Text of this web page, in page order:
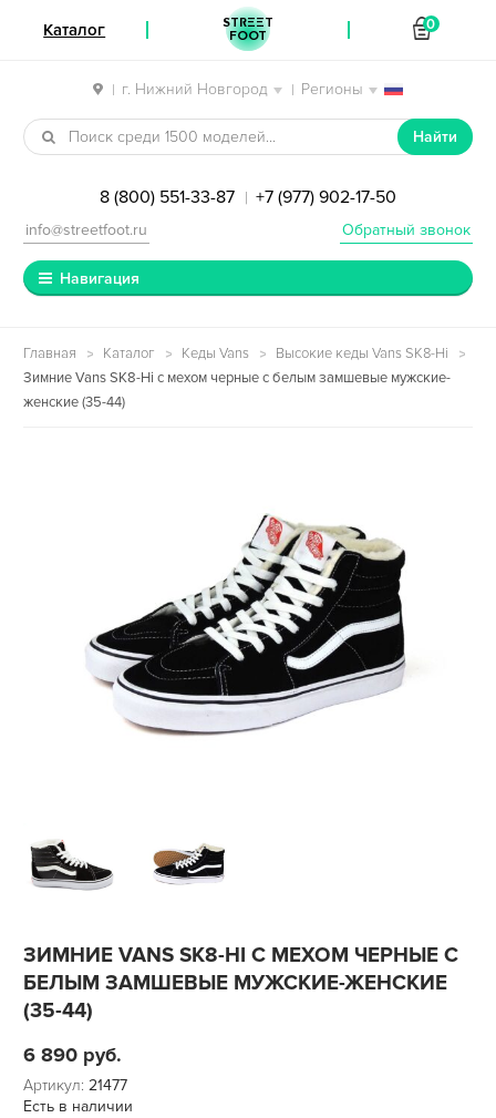
| г. Нижний Новгород | Регионы
Перейти к навигации
Перейти к содержимому
Найти
8 (800) 551-33-87 | +7 (977) 902-17-50
Обратный звонок
info@streetfoot.ru
Навигация
Главная Каталог Кеды Vans
Высокие кеды Vans SK8-Hi
Зимние Vans SK8-Hi с мехом черные с белым замшевые мужские-
женские (35-44)
ЗИМНИЕ VANS SK8-HI С МЕХОМ ЧЕРНЫЕ С
БЕЛЫМ ЗАМШЕВЫЕ МУЖСКИЕ-ЖЕНСКИЕ
(35-44)
6 890 руб.
Артикул: 21477
Есть в наличии
Каталог STREET
FOOT
0